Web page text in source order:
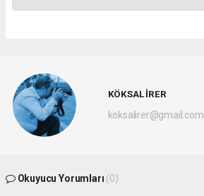
KÖKSAL İRER
koksalirer@gmail.com
Okuyucu Yorumları (0)